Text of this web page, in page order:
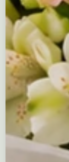
Różowe róże
299,00
Wybierz
1
Flower boxy to